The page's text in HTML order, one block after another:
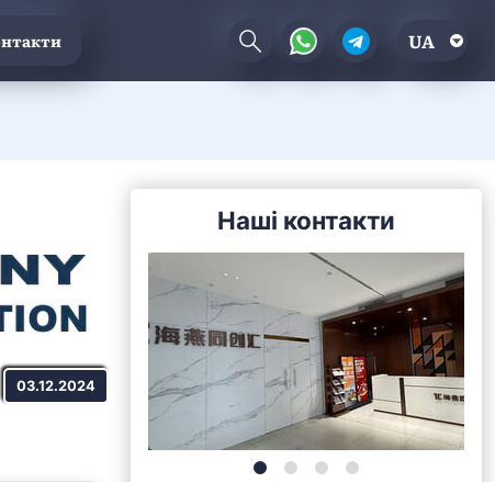
UA
03.12.2024
Наші контакти